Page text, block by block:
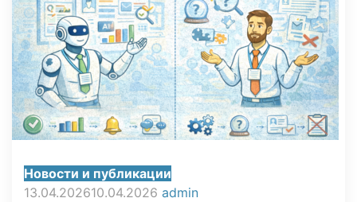
Новости и публикации
13.04.202610.04.2026 admin